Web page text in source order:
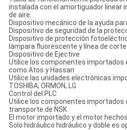
instalada con el amortiguador linear
de aire.
Dispositivo mecánico de la ayuda
Dispositivo de seguridad de la
Dispositivo de protección
lámpara fluorescente y línea de
Dispositivo de Ejective
Utilice los componentes importados
como Atos y Hassan
Utilice las unidades electrónicas
TOSHIBA, ORMON, LG
Control del PLC
Utilice los componentes importados
transporte de NSK
El motor importado y el motor
Solo hidráulico hidráulico y doble es